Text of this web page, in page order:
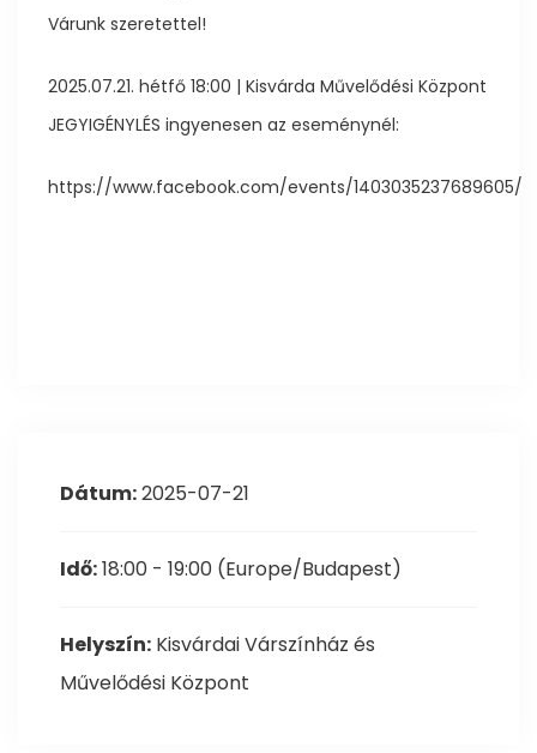
Várunk szeretettel!
2025.07.21. hétfő 18:00 | Kisvárda Művelődési Központ
JEGYIGÉNYLÉS ingyenesen az eseménynél:
https://www.facebook.com/events/1403035237689605/
Dátum:2025-07-21
Idő:18:00 - 19:00 (Europe/Budapest)
Helyszín: Kisvárdai Várszínház és
Művelődési Központ